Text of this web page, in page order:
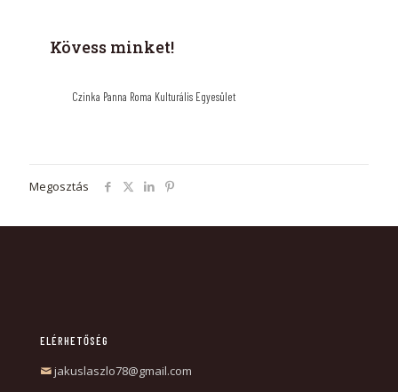
Kövess minket!
Czinka Panna Roma Kulturális Egyesület
Megosztás
ELÉRHETŐSÉG
jakuslaszlo78@gmail.com